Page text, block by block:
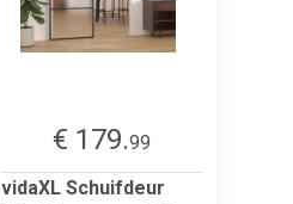
€ 179.99
vidaXL Schuifdeur